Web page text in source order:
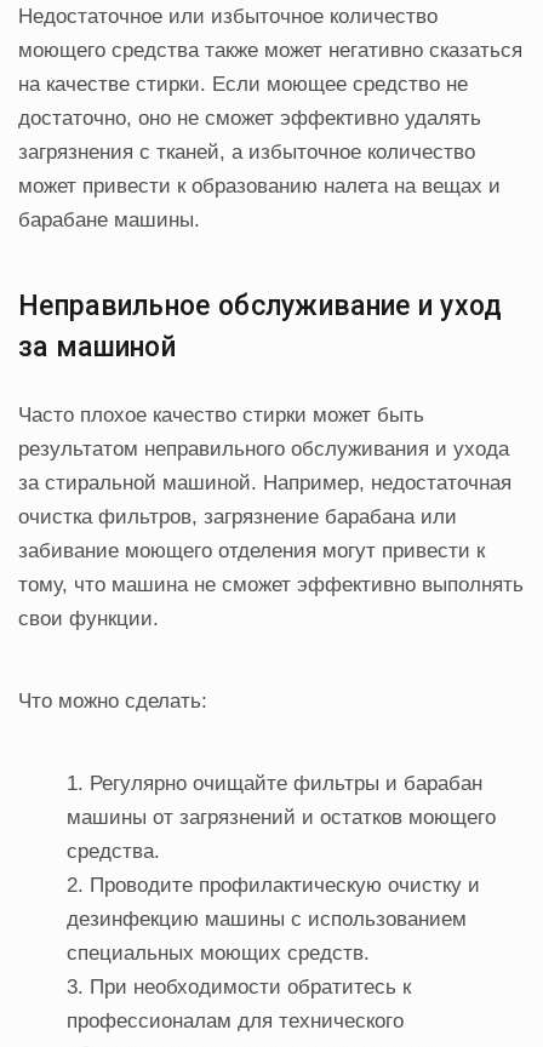
Недостаточное или избыточное количество
моющего средства также может негативно сказаться
на качестве стирки. Если моющее средство не
достаточно, оно не сможет эффективно удалять
загрязнения с тканей, а избыточное количество
может привести к образованию налета на вещах и
барабане машины.
Неправильное обслуживание и уход
за машиной
Часто плохое качество стирки может быть
результатом неправильного обслуживания и ухода
за стиральной машиной. Например, недостаточная
очистка фильтров, загрязнение барабана или
забивание моющего отделения могут привести к
тому, что машина не сможет эффективно выполнять
свои функции.
Что можно сделать:
Регулярно очищайте фильтры и барабан
машины от загрязнений и остатков моющего
средства.
Проводите профилактическую очистку и
дезинфекцию машины с использованием
специальных моющих средств.
При необходимости обратитесь к
профессионалам для технического